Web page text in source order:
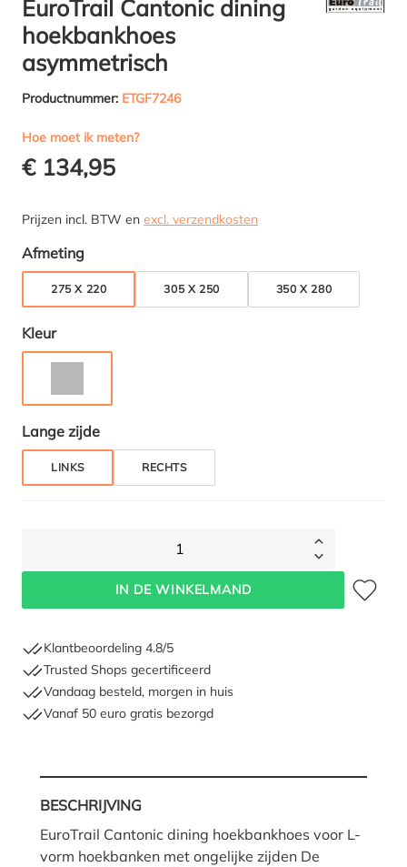
EuroTrail Cantonic dining
hoekbankhoes
asymmetrisch
Productnummer: ETGF7246
Hoe moet ik meten?
€ 134,95
Prijzen incl. BTW en excl. verzendkosten
Selecteer
Afmeting
275 X 220 305 X 250 350 X 280
Selecteer
Kleur
Selecteer
Lange zijde
LINKS RECHTS
1
IN DE WINKELMAND
Klantbeoordeling 4.8/5
Trusted Shops gecertificeerd
Vandaag besteld, morgen in huis
Vanaf 50 euro gratis bezorgd
BESCHRIJVING
EuroTrail Cantonic dining hoekbankhoes voor L-
vorm hoekbanken met ongelijke zijden De